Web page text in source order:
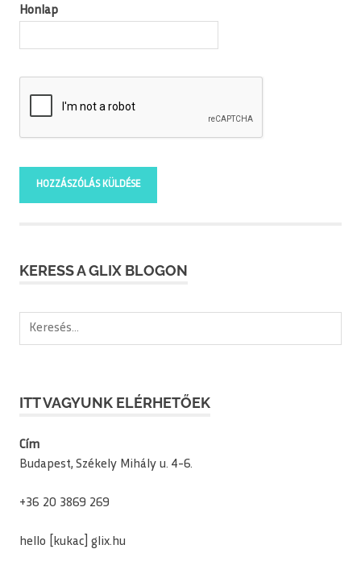
Honlap
KERESS A GLIX BLOGON
Keresés:
ITT VAGYUNK ELÉRHETŐEK
Cím
Budapest, Székely Mihály u. 4-6.
+36 20 3869 269
hello [kukac] glix.hu